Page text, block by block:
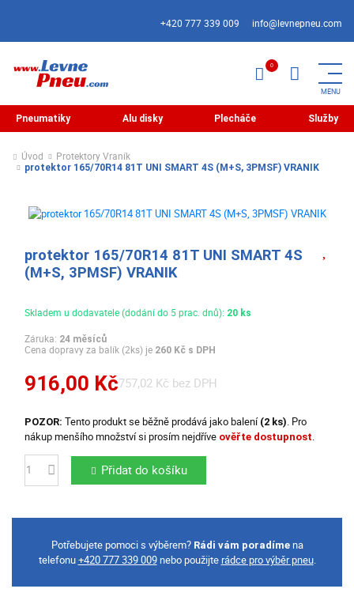
+420 777 339 009 info@levnepneu.com
Pneumatiky Alu disky Plecháče Služby
Úvod Protektory Vraník
protektor 165/70R14 81T UNI SMART 4S (M+S, 3PMSF) VRANIK
protektor 165/70R14 81T UNI SMART 4S
(M+S, 3PMSF) VRANIK
Skladem u dodavatele (dodání do 5 prac. dnů): 20 ks
Záruka: 24 měsíců
Cena dopravy za balík (2ks) je 260 Kč s DPH
916,00 Kč757,02 Kč bez DPH
POZOR: Tento produkt se běžně prodává jako balení (2 ks). Pro
nákup menšího množství si prosím nejdříve ověřte dostupnost.
Počet Přidat do košíku
Potřebujete pomoci s výběrem? Rádi vám poradímena
telefonu+420 777 339 009nebo použijte rádce pro výběr pneu.